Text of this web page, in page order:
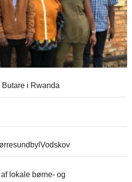
Butare i Rwanda
lokale børne- og